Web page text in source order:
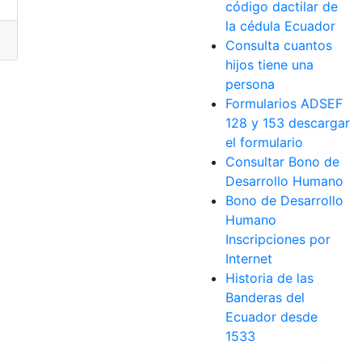
código dactilar de
la cédula Ecuador
Consulta cuantos
hijos tiene una
persona
Formularios ADSEF
128 y 153 descargar
el formulario
Consultar Bono de
Desarrollo Humano
Bono de Desarrollo
Humano
Inscripciones por
Internet
Historia de las
Banderas del
Ecuador desde
1533